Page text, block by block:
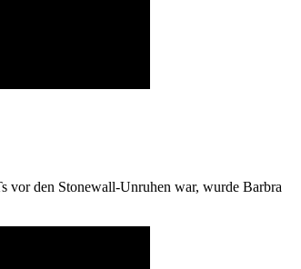
vor den Stonewall-Unruhen war, wurde Barbra